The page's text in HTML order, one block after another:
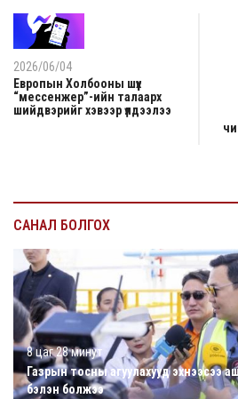
2026/06/04
Европын Холбооны шүүх
“мессенжер”-ийн талаарх
шийдвэрийг хэвээр үлдээлээ
САНАЛ БОЛГОХ
8 цаг 28 минут
Газрын тосны агуулахууд эхнээсээ
бэлэн болжээ